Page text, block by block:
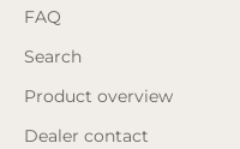
FAQ
Search
Product overview
Dealer contact